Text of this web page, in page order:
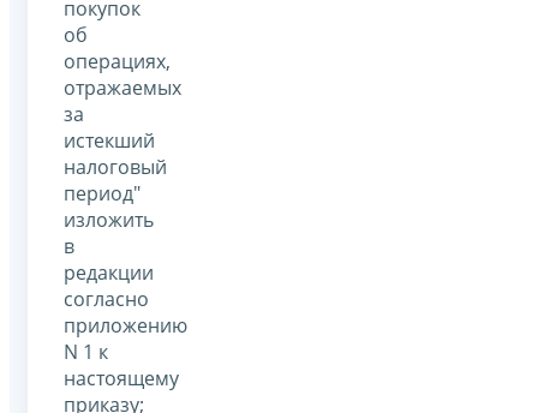
покупок
об
операциях,
отражаемых
за
истекший
налоговый
период"
изложить
в
редакции
согласно
приложению
N 1 к
настоящему
приказу;